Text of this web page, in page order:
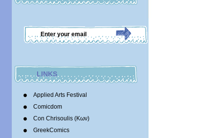
LINKS
Applied Arts Festival
Comicdom
Con Chrisoulis (Κων)
GreekComics